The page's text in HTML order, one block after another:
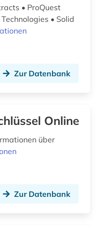
• ProQuest
• Solid
Zur Datenbank
Online
über
Zur Datenbank